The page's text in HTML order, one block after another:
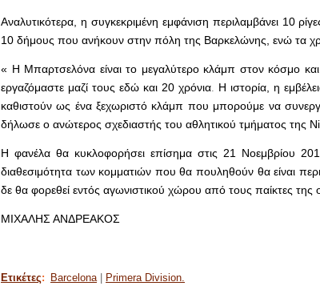
Αναλυτικότερα, η συγκεκριμένη εμφάνιση περιλαμβάνει 10
10 δήμους που ανήκουν στην πόλη της Βαρκελώνης, ενώ τα
« Η Μπαρτσελόνα είναι το μεγαλύτερο κλάμπ στον κόσμο και
εργαζόμαστε μαζί τους εδώ και 20 χρόνια
Η ιστορία, η
καθιστούν ως ένα ξεχωριστό κλάμπ που μπορούμε να
δήλωσε ο ανώτερος σχεδιαστής του αθλητικού τμήματος της
Η φανέλα θα κυκλοφορήσει επίσημα στις 21 Νοεμβρίου
διαθεσιμότητα των κομματιών που θα πουληθούν θα είναι
δε θα φορεθεί εντός αγωνιστικού χώρου από τους παίκτες της
ΜΙΧΑΛΗΣ ΑΝΔΡΕΑΚΟΣ
Ετικέτες: Barcelona Primera Division.